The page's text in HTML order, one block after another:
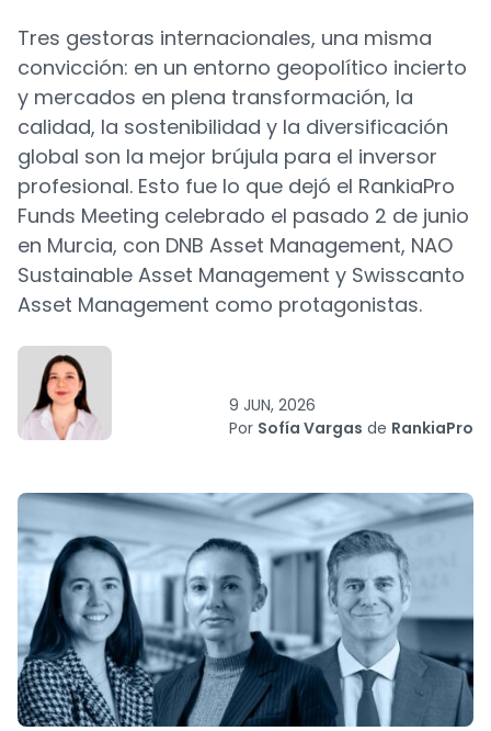
Tres gestoras internacionales, una misma
convicción: en un entorno geopolítico incierto
y mercados en plena transformación, la
calidad, la sostenibilidad y la diversificación
global son la mejor brújula para el inversor
profesional. Esto fue lo que dejó el RankiaPro
Funds Meeting celebrado el pasado 2 de junio
en Murcia, con DNB Asset Management, NAO
Sustainable Asset Management y Swisscanto
Asset Management como protagonistas.
9 JUN, 2026
Por Sofía Vargas de RankiaPro